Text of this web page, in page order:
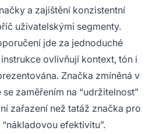
a zajištění konzistentní
uživatelskými segmenty.
jde za jednoduché
ovlivňují kontext, tón i
Značka zmíněná v
zaměřením na “udržitelnost”
zařazení než tatáž značka pro
efektivitu”.